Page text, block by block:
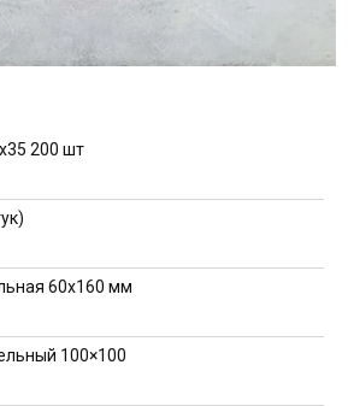
200 шт
60x160 мм
100×100